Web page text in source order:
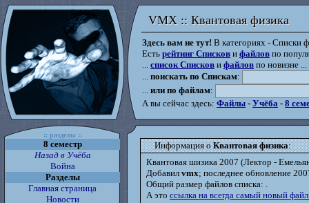
VMX :: Квантовая физика
VMX :: Квантовая физика
Здесь вам не тут! В категориях - Списки
Есть рейтинг Списков и файлов по
... список Списков и файлов по новизне ...
поискать по Спискам:
или по файлам:
А вы сейчас здесь: Файлы - Учёба - 8
:: разделы ::
Информация оКвантовая физика:
Квантовая шизика 2007 (Лектор -
Добавил vmx; последнее обновление
Общий размер файлов списка: .
А это ссылка на всегда самый новый
8 семестр
Назад в Учёба
Война
Разделы
Главная страница
Новости